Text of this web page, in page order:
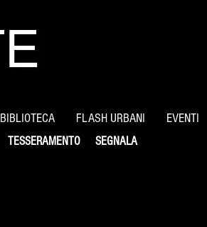
BIBLIOTECA FLASH URBANI EVENTI
SEGNALA
TESSERAMENTO